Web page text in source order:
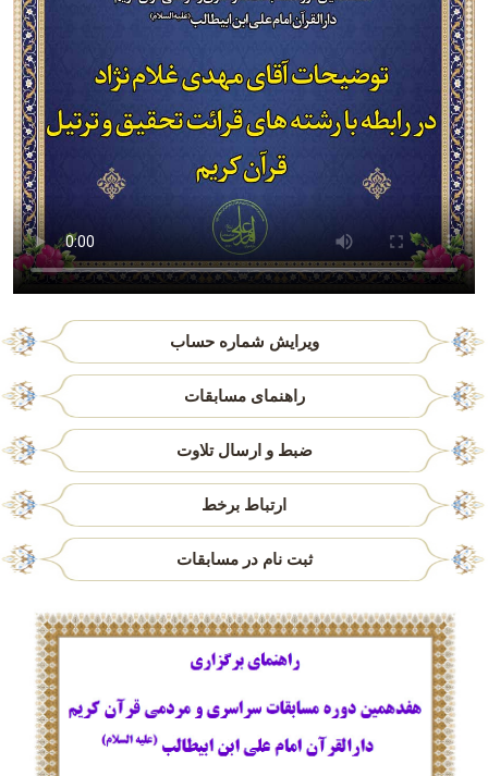
ویرایش شماره حساب
راهنمای مسابقات
ضبط و ارسال تلاوت
ارتباط برخط
ثبت نام در مسابقات